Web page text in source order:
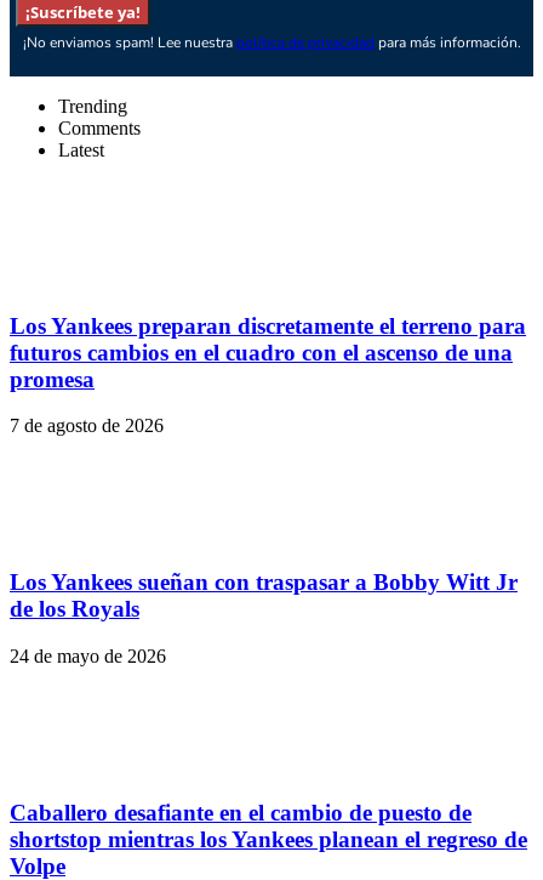
¡Suscríbete ya!
¡No enviamos spam! Lee nuestra política de privacidad para más información.
Trending
Comments
Latest
Los Yankees preparan discretamente el terreno para
futuros cambios en el cuadro con el ascenso de una
promesa
7 de agosto de 2026
Los Yankees sueñan con traspasar a Bobby Witt Jr
de los Royals
24 de mayo de 2026
Caballero desafiante en el cambio de puesto de
shortstop mientras los Yankees planean el regreso de
Volpe